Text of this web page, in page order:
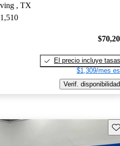
, TX
El precio incluye tasas
$1,309/mes
Verif. disponibilidad